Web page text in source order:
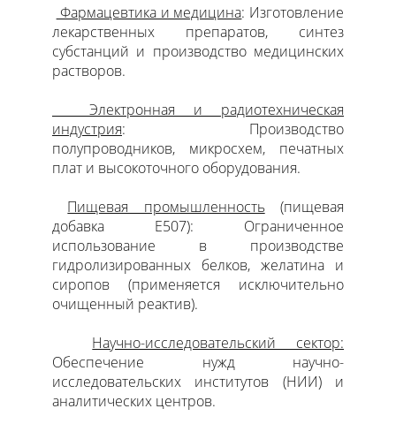
Фармацевтика и медицина: Изготовление
лекарственных препаратов, синтез
субстанций и производство медицинских
растворов.
Электронная и радиотехническая
индустрия: Производство
полупроводников, микросхем, печатных
плат и высокоточного оборудования.
Пищевая промышленность(пищевая
добавка E507): Ограниченное
использование в производстве
гидролизированных белков, желатина и
сиропов (применяется исключительно
очищенный реактив).
Научно-исследовательский сектор:
Обеспечение нужд научно-
исследовательских институтов (НИИ) и
аналитических центров.